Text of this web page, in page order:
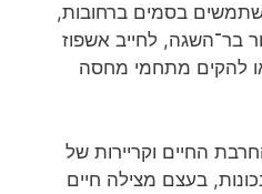
בסמים ברחובות,
בר־השגה, לחייב אשפוז
להקים מתחמי מחסה
החיים וקריירות של
בעצם מצילה חיים